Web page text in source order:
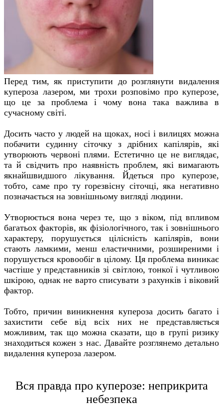
Перед тим, як приступити до розглянути видалення
купероза лазером, ми трохи розповімо про куперозе,
що це за проблема і чому вона така важлива в
сучасному світі.
Досить часто у людей на щоках, носі і вилицях можна
побачити судинну сіточку з дрібних капілярів, які
утворюють червоні плями. Естетично це не виглядає,
та й свідчить про наявність проблем, які вимагають
якнайшвидшого лікування. Йдеться про куперозе,
тобто, саме про ту горезвісну сіточці, яка негативно
позначається на зовнішньому вигляді людини.
Утворюється вона через те, що з віком, під впливом
багатьох факторів, як фізіологічного, так і зовнішнього
характеру, порушується цілісність капілярів, вони
стають ламкими, менш еластичними, розширеними і
порушується кровообіг в цілому. Ця проблема виникає
частіше у представників зі світлою, тонкої і чутливою
шкірою, однак не варто списувати з рахунків і віковий
фактор.
Тобто, причин виникнення купероза досить багато і
захистити себе від всіх них не представляється
можливим, так що можна сказати, що в групі ризику
знаходиться кожен з нас. Давайте розглянемо детально
видалення купероза лазером.
Вся правда про куперозе: неприкрита
небезпека